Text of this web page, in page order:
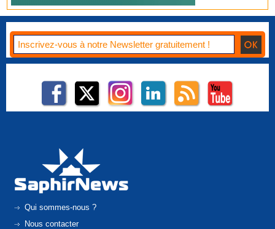
Qui sommes-nous ?
Nous contacter